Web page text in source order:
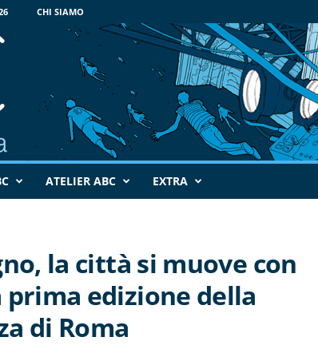
CHI SIAMO
ATELIER ABC EXTRA
la città si muove con
prima edizione della
di Roma